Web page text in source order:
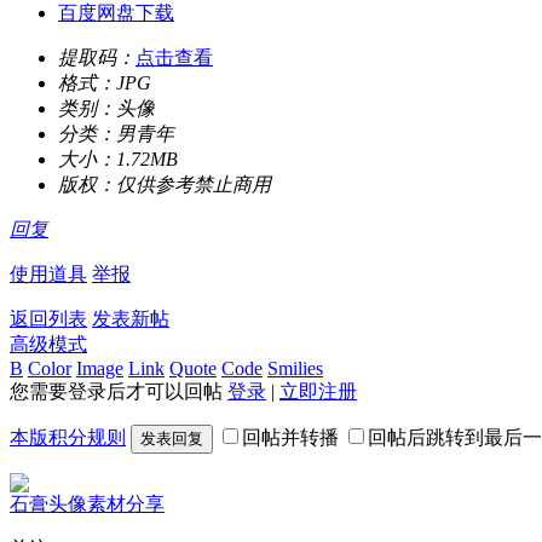
百度网盘下载
提取码： 点击查看
格式： JPG
类别： 头像
分类： 男青年
大小： 1.72MB
版权： 仅供参考禁止商用
回复
使用道具 举报
返回列表 发表新帖
高级模式
B Color Image Link Quote Code Smilies
您需要登录后才可以回帖 登录 | 立即注册
本版积分规则 发表回复 回帖并转播 回帖后跳转到最后
石膏头像素材分享